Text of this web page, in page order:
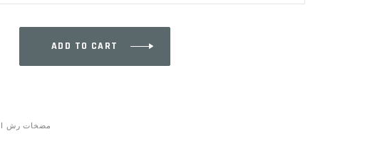
ADD TO CART
مضخات رش